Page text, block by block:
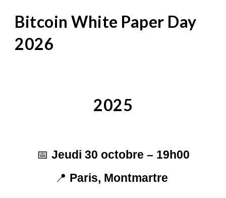
Bitcoin White Paper Day
2026
2025
📅 Jeudi 30 octobre – 19h00
📍 Paris, Montmartre